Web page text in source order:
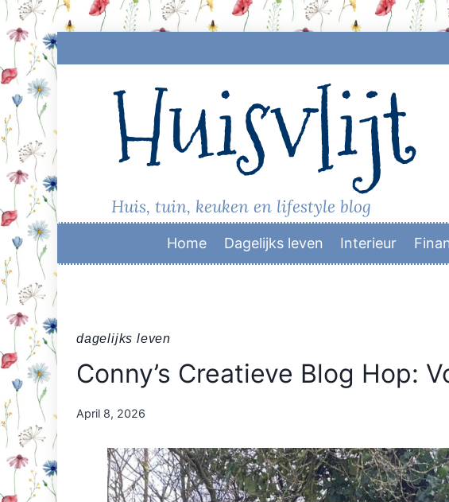
Skip
to
Huisvlijt
Huis, tuin, keuken en lifestyle blog
Home Dagelijks leven Interieur
dagelijks leven
Conny’s Creatieve Blog Hop:
By
Orriëns
April 8, 2026